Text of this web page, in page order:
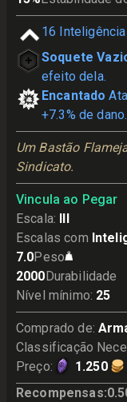
16 Inteligência
Soquete
efeito dela.
Encantado
+7.3% de dano.
Um Bastão
Sindicato.
Vincula ao Pegar
Escala: III
Escalas com
7.0Peso
2000Durabilidade
Nível mínimo: 25
Comprado de:
Classificação
Preço: 1.250
Recompensas: